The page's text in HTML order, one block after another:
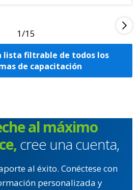
1
lista filtrable de todos los
de capacitación
al máximo
cree una cuenta,
al éxito. Conéctese con
personalizada y